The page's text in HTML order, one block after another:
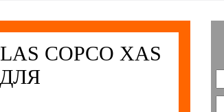
COPCO XAS